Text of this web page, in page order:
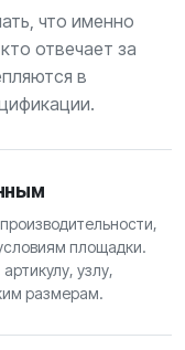
что именно
отвечает за
в
площадки.
узлу,
размерам.